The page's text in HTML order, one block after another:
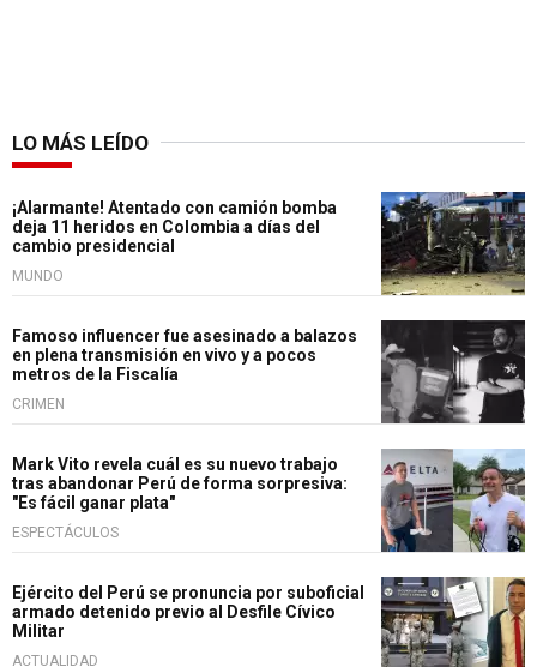
LO MÁS LEÍDO
¡Alarmante! Atentado con camión bomba
deja 11 heridos en Colombia a días del
cambio presidencial
MUNDO
Famoso influencer fue asesinado a balazos
en plena transmisión en vivo y a pocos
metros de la Fiscalía
CRIMEN
Mark Vito revela cuál es su nuevo trabajo
tras abandonar Perú de forma sorpresiva:
"Es fácil ganar plata"
ESPECTÁCULOS
Ejército del Perú se pronuncia por suboficial
armado detenido previo al Desfile Cívico
Militar
ACTUALIDAD